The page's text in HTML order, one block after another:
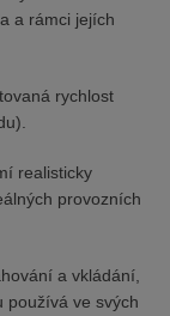
a rámci jejích
rychlost
realisticky
provozních
a vkládání,
používá ve svých